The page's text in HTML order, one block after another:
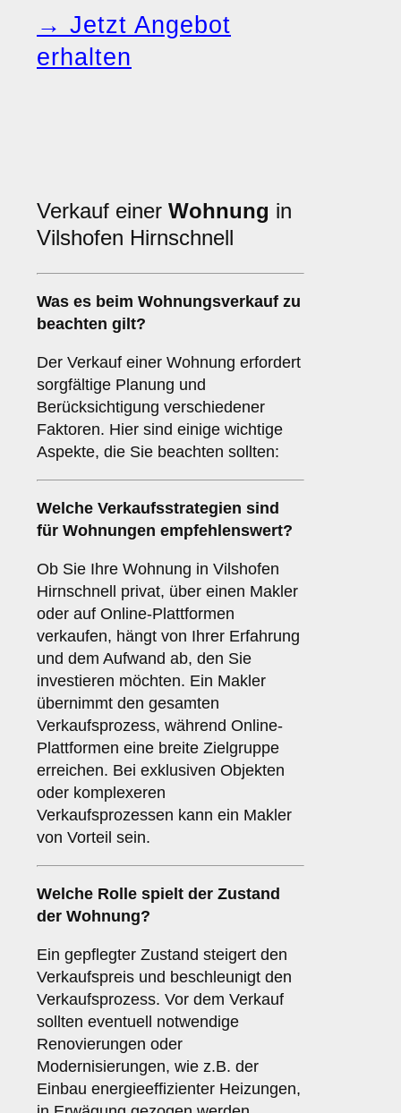
→ Jetzt Angebot
erhalten
Verkauf einer Wohnung in
Vilshofen Hirnschnell
Was es beim Wohnungsverkauf zu
beachten gilt?
Der Verkauf einer Wohnung erfordert
sorgfältige Planung und
Berücksichtigung verschiedener
Faktoren. Hier sind einige wichtige
Aspekte, die Sie beachten sollten:
Welche Verkaufsstrategien sind
für Wohnungen empfehlenswert?
Ob Sie Ihre Wohnung in Vilshofen
Hirnschnell privat, über einen Makler
oder auf Online-Plattformen
verkaufen, hängt von Ihrer Erfahrung
und dem Aufwand ab, den Sie
investieren möchten. Ein Makler
übernimmt den gesamten
Verkaufsprozess, während Online-
Plattformen eine breite Zielgruppe
erreichen. Bei exklusiven Objekten
oder komplexeren
Verkaufsprozessen kann ein Makler
von Vorteil sein.
Welche Rolle spielt der Zustand
der Wohnung?
Ein gepflegter Zustand steigert den
Verkaufspreis und beschleunigt den
Verkaufsprozess. Vor dem Verkauf
sollten eventuell notwendige
Renovierungen oder
Modernisierungen, wie z.B. der
Einbau energieeffizienter Heizungen,